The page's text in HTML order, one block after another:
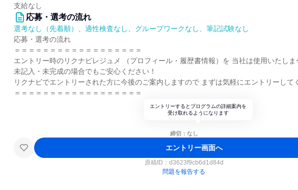
支給なし
応募・選考の流れ
選考なし（先着順）、適性検査なし、グループワークなし、筆記試験なし
応募・選考の流れ
＝＝＝＝＝＝＝＝＝＝＝＝＝＝＝＝＝＝
エントリー時のリクナビレジュメ （プロフィール・履歴書情報）を 当社は使用いたしま
未記入・未完成の場合でもご安心ください！
リクナビでエントリーされた方に今後のご案内しますので まずは気軽にエントリーして
＝＝＝＝＝＝＝＝＝＝＝＝＝＝＝＝＝＝
エントリーするとプログラムの詳細案内を
受け取れるようになります
締切：なし
エントリー画面へ
原稿ID： d3623f9cb6d1d84d
問題を報告する